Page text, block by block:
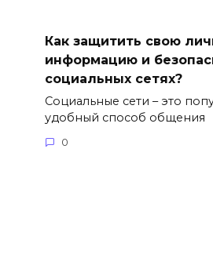
Как защитить свою
информацию и
социальных сетях?
Социальные сети – это
удобный способ общения
0